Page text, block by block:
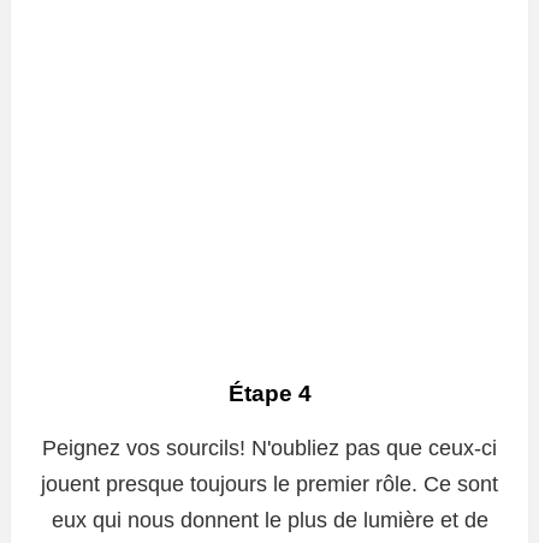
Étape 4
Peignez vos sourcils! N'oubliez pas que ceux-ci
jouent presque toujours le premier rôle. Ce sont
eux qui nous donnent le plus de lumière et de